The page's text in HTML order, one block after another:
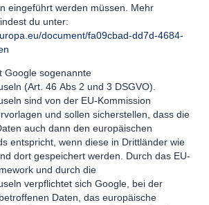
eingeführt werden müssen. Mehr
du unter:
document/fa09cbad-dd7d-4684-
Google sogenannte
(Art. 46 Abs 2 und 3 DSGVO).
sind von der EU-Kommission
und sollen sicherstellen, dass die
auch dann den europäischen
entspricht, wenn diese in Drittländer wie
dort gespeichert werden. Durch das EU-
und durch die
verpflichtet sich Google, bei der
Daten, das europäische